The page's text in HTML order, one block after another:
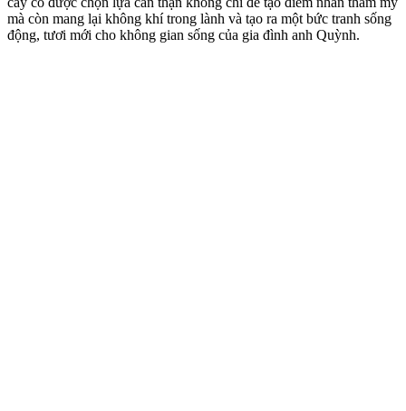
mà còn mang lại không khí trong lành và tạo ra một bức tranh sống
động, tươi mới cho không gian sống của gia đình anh Quỳnh.